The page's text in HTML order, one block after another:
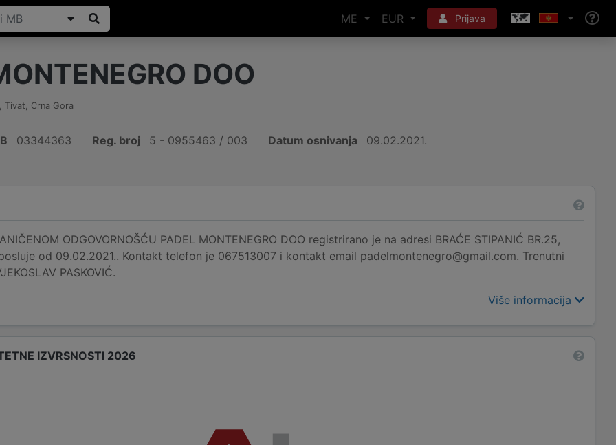
ME EUR Prijava
DOO
, Tivat, Crna Gora
03344363 Reg. broj 5 - 0955463 / 003 Datum osnivanja 09.02.2021.
ODGOVORNOŠĆU PADEL MONTENEGRO DOO registrirano je na adresi BRAĆE STIPANIĆ BR.25,
od 09.02.2021.. Kontakt telefon je 067513007 i kontakt email padelmontenegro@gmail.com. Trenutni
PASKOVIĆ.
Više informacija
IZVRSNOSTI 2026